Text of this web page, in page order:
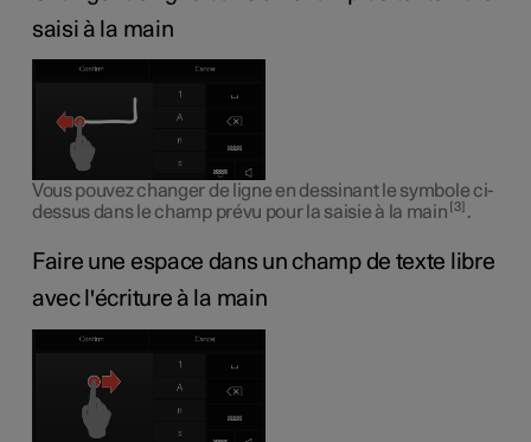
saisi à la main
Vous pouvez changer de ligne en dessinant le symbole ci-
dessus dans le champ prévu pour la saisie à la main 3 .
Faire une espace dans un champ de texte libre
avec l'écriture à la main